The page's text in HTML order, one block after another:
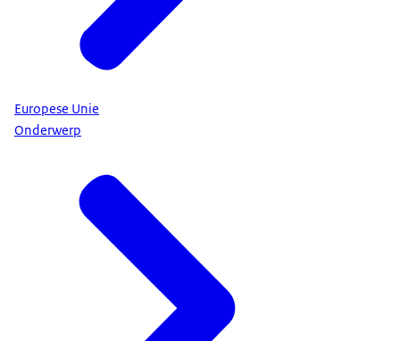
Europese Unie
Onderwerp